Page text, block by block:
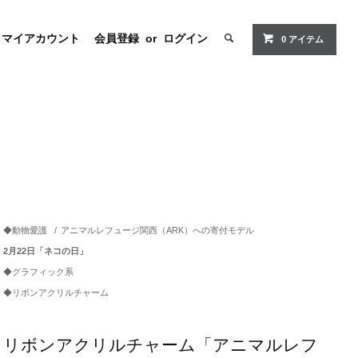
マイアカウント 会員登録 or ログイン 0 アイテム
◆動物愛護 / アニマルレフュージ関西（ARK）への寄付モデル
2月22日「ネコの日」
◆グラフィック系
◆リボンアクリルチャーム
リボンアクリルチャーム「アニマルレフ